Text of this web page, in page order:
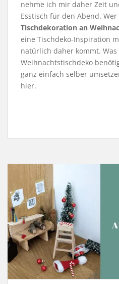
nehme ich mir daher Zeit
Esstisch für den Abend.
Tischdekoration an
eine Tischdeko-Inspiration
natürlich daher kommt.
Weihnachtstischdeko
ganz einfach selber
hier.